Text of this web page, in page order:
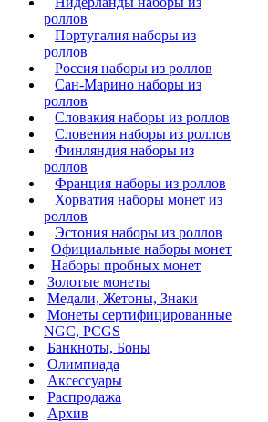
роллов
Португалия наборы из
роллов
Россия наборы из роллов
Сан-Марино наборы из
роллов
Словакия наборы из роллов
Словения наборы из роллов
Финляндия наборы из
роллов
Франция наборы из роллов
Хорватия наборы монет из
роллов
Эстония наборы из роллов
Официальные наборы монет
Наборы пробных монет
Золотые монеты
Медали, Жетоны, Знаки
Монеты сертифицированные
NGC, PCGS
Банкноты, Боны
Олимпиада
Аксессуары
Распродажа
Архив